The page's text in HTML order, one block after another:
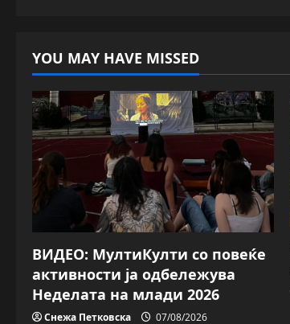
YOU MAY HAVE MISSED
ВИДЕО: МултиКулти со повеќе
активности ја одбележува
Неделата на млади 2026
Снежа Петковска 07/08/2026